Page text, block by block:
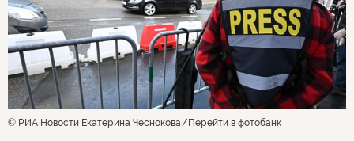
© РИА Новости Екатерина Чеснокова Перейти в фотобанк